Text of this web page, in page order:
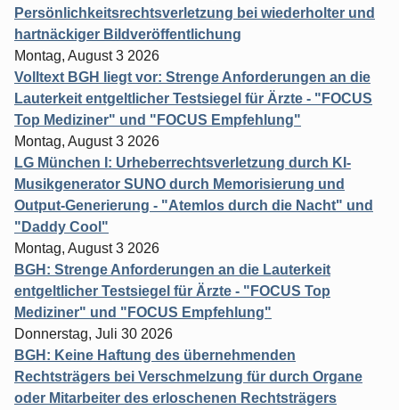
Persönlichkeitsrechtsverletzung bei wiederholter und
hartnäckiger Bildveröffentlichung
Montag, August 3 2026
Volltext BGH liegt vor: Strenge Anforderungen an die
Lauterkeit entgeltlicher Testsiegel für Ärzte - "FOCUS
Top Mediziner" und "FOCUS Empfehlung"
Montag, August 3 2026
LG München I: Urheberrechtsverletzung durch KI-
Musikgenerator SUNO durch Memorisierung und
Output-Generierung - "Atemlos durch die Nacht" und
"Daddy Cool"
Montag, August 3 2026
BGH: Strenge Anforderungen an die Lauterkeit
entgeltlicher Testsiegel für Ärzte - "FOCUS Top
Mediziner" und "FOCUS Empfehlung"
Donnerstag, Juli 30 2026
BGH: Keine Haftung des übernehmenden
Rechtsträgers bei Verschmelzung für durch Organe
oder Mitarbeiter des erloschenen Rechtsträgers